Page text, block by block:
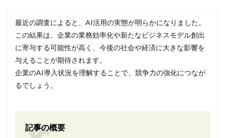
最近の調査によると、AI活用の実態が明らかになりました。
この結果は、企業の業務効率化や新たなビジネスモデル創出
に寄与する可能性が高く、今後の社会や経済に大きな影響を
与えることが期待されます。
企業のAI導入状況を理解することで、競争力の強化につなが
るでしょう。
記事の概要